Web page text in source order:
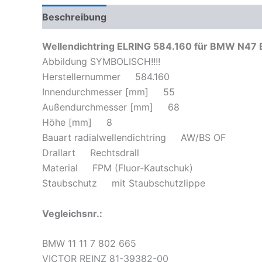
Beschreibung
Wellendichtring ELRING 584.160 für BMW
Abbildung SYMBOLISCH!!!!
Herstellernummer 584.160
Innendurchmesser [mm] 55
Außendurchmesser [mm] 68
Höhe [mm] 8
Bauart radialwellendichtring AW/BS OF
Drallart Rechtsdrall
Material FPM (Fluor-Kautschuk)
Staubschutz mit Staubschutzlippe
Vegleichsnr.:
BMW 11 11 7 802 665
VICTOR REINZ 81-39382-00